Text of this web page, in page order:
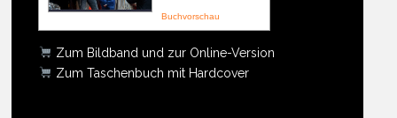
Buchvorschau
Zum Bildband und zur Online-Version
Zum Taschenbuch mit Hardcover